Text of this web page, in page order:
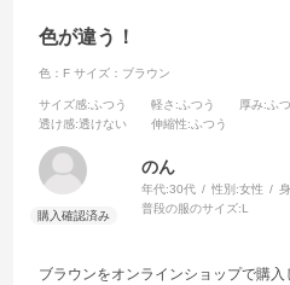
色が違う！
色：F サイズ：ブラウン
サイズ感:ふつう 軽さ :ふつう 厚み:ふ
透け感:透けない 伸縮性:ふつう
のん
年代:30代 性別:女性
普段の服のサイズ:L
ブラウンをオンラインショップで購